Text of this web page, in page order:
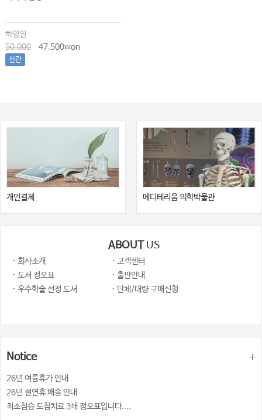
하영일
50,000
47,500won
신간
개인결제 메디테리움 의학박물관
ABOUT US
· 회사소개
· 고객센터
· 도서 정오표
· 출판안내
· 우수학술 선정 도서
· 단체/대량 구매신청
Notice
26년 여륨휴가 안내
26년 설연휴 배송 안내
최소침습 도침치료 3쇄 정오표입니다....